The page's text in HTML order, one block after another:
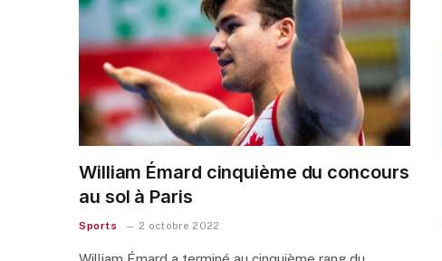
William Émard cinquième du concours
au sol à Paris
Sports 2 octobre 2022